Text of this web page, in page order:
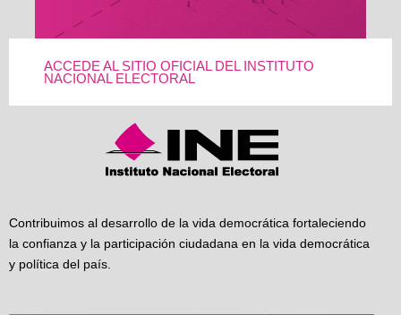
ACCEDE AL SITIO OFICIAL DEL INSTITUTO
NACIONAL ELECTORAL
Contribuimos al desarrollo de la vida democrática fortaleciendo
la confianza y la participación ciudadana en la vida democrática
y política del país.